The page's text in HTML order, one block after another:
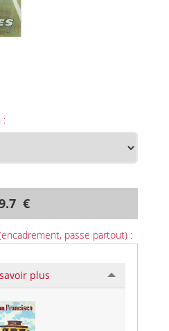
:
€
passe partout) :
plus